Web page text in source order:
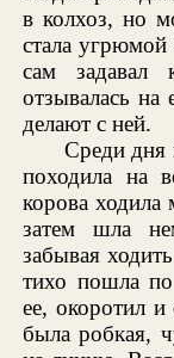
в колхоз, но
стала угрюмой
сам
отзывалась на
делают с ней.
Среди дня
походила на
корова ходила
затем шла
забывая
тихо пошла
ее, окоротил
была робкая,